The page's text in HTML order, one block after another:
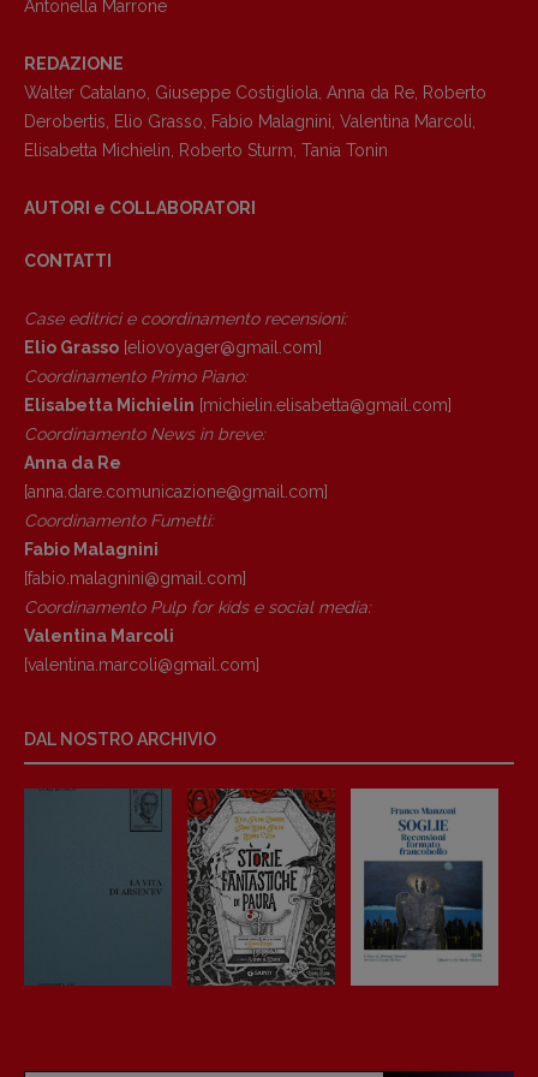
[anna.dare.comunicazione@gmail.
[fabio.malagnini@gmail.
Coordinamento Pulp for kids e social
Valentina Marcoli
Antonella Marrone
REDAZIONE
Walter Catalano Giuseppe Costigliola Anna da Re Roberto
Derobertis
Elio Grasso Fabio Malagnini Valentina Marcoli
Elisabetta Michielin
Roberto Sturm Tania Tonin
AUTORI e COLLABORATORI
CONTATTI
Case editrici e coordinamento recensioni:
Elio Grasso [eliovoyager@gmail.com]
Coordinamento Primo Piano:
Elisabetta Michielin [michielin.elisabetta@gmail.com]
Coordinamento News in breve:
Anna da Re
[anna.dare.comunicazione@gmail. com]
Coordinamento Fumetti:
Fabio Malagnini
[fabio.malagnini@gmail. com]
Coordinamento Pulp for kids e social media:
Valentina Marcoli
[valentina.marcoli@gmail. com]
DAL NOSTRO ARCHIVIO